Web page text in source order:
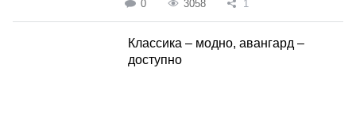
0 3058 1
Классика – модно, авангард –
доступно